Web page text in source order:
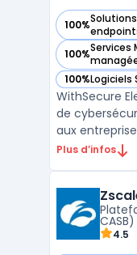
100%Solutions
— voir
100%Services
— voir
100%Logiciels
— voir
WithSecure
de
aux
détection et
combinant
telles que
Plus d’infos
CASB)
4.5